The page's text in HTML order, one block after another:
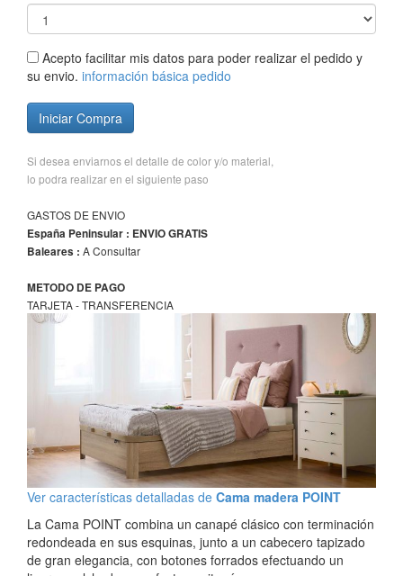
Acepto facilitar mis datos para poder realizar el pedido y
su envio. información básica pedido
Iniciar Compra
Si desea enviarnos el detalle de color y/o material,
lo podra realizar en el siguiente paso
GASTOS DE ENVIO
España Peninsular : ENVIO GRATIS
Baleares : A Consultar
METODO DE PAGO
TARJETA - TRANSFERENCIA
Ver características detalladas de Cama madera POINT
La Cama POINT combina un canapé clásico con terminación
redondeada en sus esquinas, junto a un cabecero tapizado
de gran elegancia, con botones forrados efectuando un